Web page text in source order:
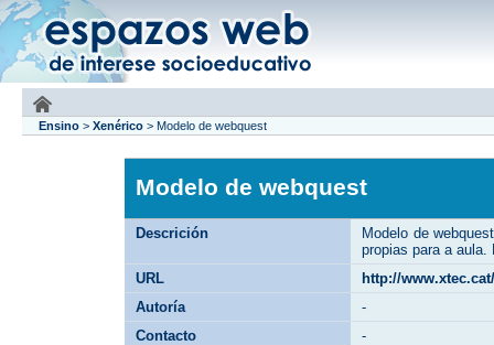
Ensino > Xenérico > Modelo de webquest
Modelo de webquest
Descrición
Modelo de
propias para a
URL
http://
Autoría
-
Contacto
-